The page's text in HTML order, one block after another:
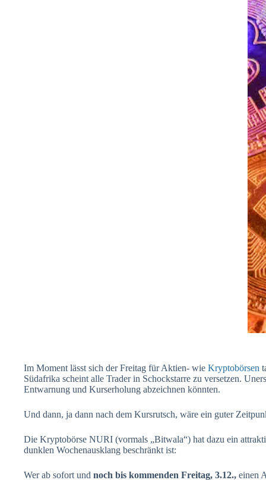
Im Moment lässt sich der Freitag für Aktien- wie Kryptobörsen
Südafrika scheint alle Trader in Schockstarre zu versetzen.
Entwarnung und Kurserholung abzeichnen könnten.
Und dann, ja dann nach dem Kursrutsch, wäre ein guter
Die Kryptobörse NURI (vormals „Bitwala“) hat dazu ein
dunklen Wochenausklang beschränkt ist:
Wer ab sofort und noch bis kommenden Freitag, 3.12., einen